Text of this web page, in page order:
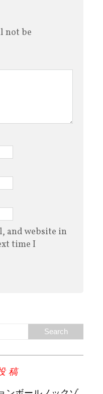
not be
and website in
time I
稿